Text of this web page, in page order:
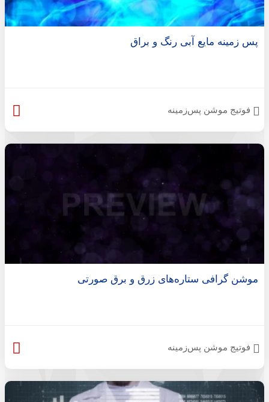
پس زمینه مایع آبی رنگ و براق
فوتیج موشن پس‌زمینه
موشن گرافی ستاره‌های زرق و برق صورتی
فوتیج موشن پس‌زمینه